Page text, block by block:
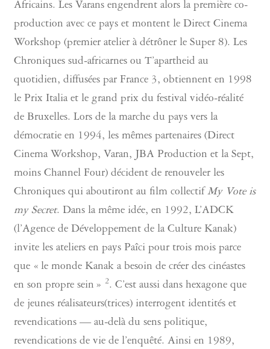
Africains. Les Varans engendrent alors la première co-
production avec ce pays et montent le Direct Cinema
Workshop (premier atelier à détrôner le Super 8). Les
Chroniques sud-africarnes ou T’apartheid au
quotidien, diffusées par France 3, obtiennent en 1998
le Prix Italia et le grand prix du festival vidéo-réalité
de Bruxelles. Lors de la marche du pays vers la
démocratie en 1994, les mêmes partenaires (Direct
Cinema Workshop, Varan, JBA Production et la Sept,
moins Channel Four) décident de renouveler les
Chroniques qui aboutiront au film collectif My Vote is
my Secret. Dans la même idée, en 1992, L’ADCK
(l’Agence de Développement de la Culture Kanak)
invite les ateliers en pays Paîci pour trois mois parce
que « le monde Kanak a besoin de créer des cinéastes
en son propre sein » 2. C’est aussi dans hexagone que
de jeunes réalisateurs(trices) interrogent identités et
revendications — au-delà du sens politique,
revendications de vie de l’enquêté. Ainsi en 1989,